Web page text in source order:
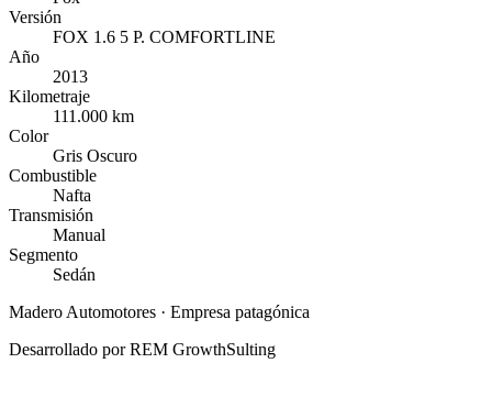
Versión
FOX 1.6 5 P. COMFORTLINE
Año
2013
Kilometraje
111.000 km
Color
Gris Oscuro
Combustible
Nafta
Transmisión
Manual
Segmento
Sedán
Madero Automotores · Empresa patagónica
Desarrollado por REM GrowthSulting